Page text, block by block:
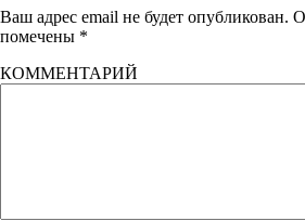
Ваш адрес email не будет опубликован.
помечены *
КОММЕНТАРИЙ